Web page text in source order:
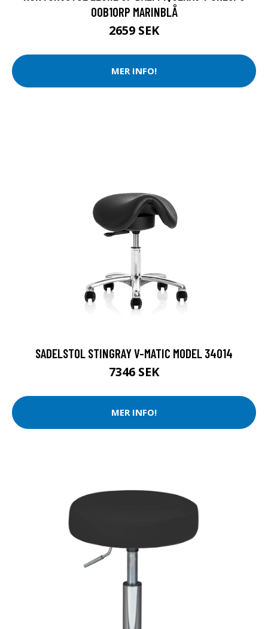
00B10RP MARINBLÅ
2659 SEK
MER INFO!
SADELSTOL STINGRAY V-MATIC MODEL 34014
7346 SEK
MER INFO!